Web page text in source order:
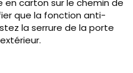
en carton sur le chemin de
que la fonction anti-
la serrure de la porte